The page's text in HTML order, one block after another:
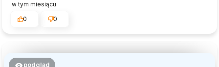
w tym miesiącu
0
0
podgląd